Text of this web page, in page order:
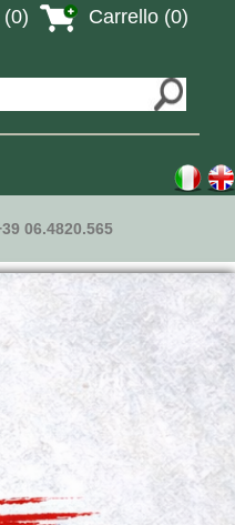
Carrello (0)
06.4820.565